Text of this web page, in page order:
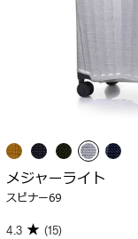
メジャーライト
スピナー69
4.3 (15)